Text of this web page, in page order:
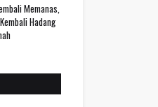
Memanas,
Hadang